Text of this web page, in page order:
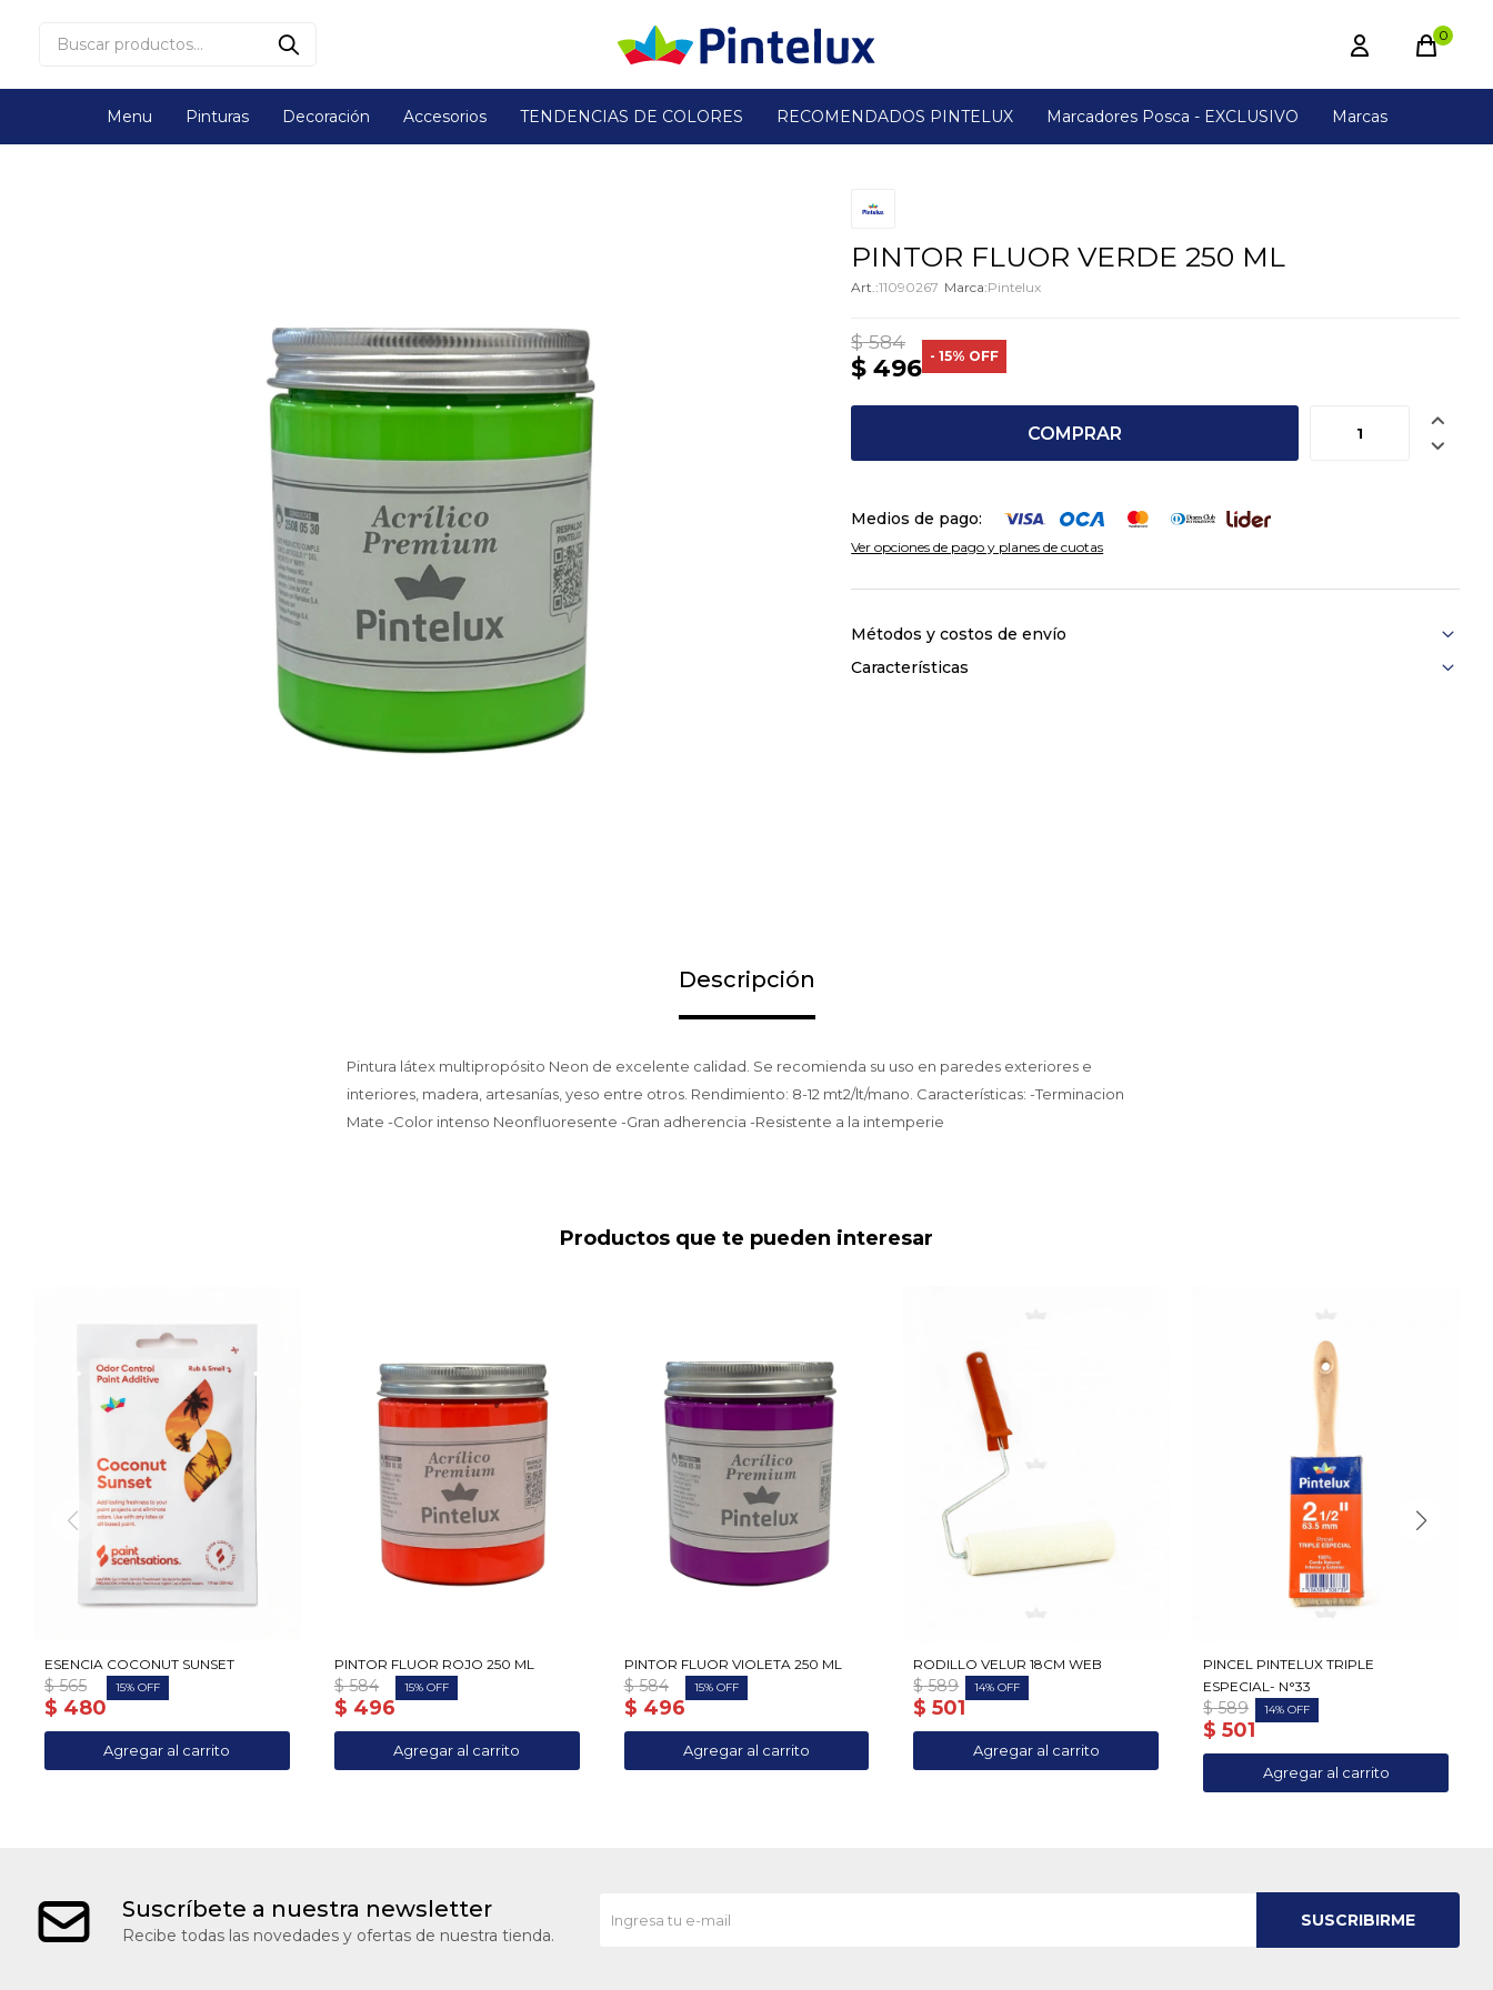
Menu Pinturas Decoración Accesorios TENDENCIAS DE COLORES RECOMENDADOS PINTELUX Marcadores Posca - EXCLUSIVO Marcas
0
PINTOR FLUOR VERDE 250 ML
11090267 Pintelux
$ 496
$ 584
15
COMPRAR


Medios de pago:
Ver opciones de pago y planes de cuotas
Métodos y costos de envío
Características
Descripción
Pintura látex multipropósito Neon de excelente calidad. Se recomienda su uso en paredes exteriores e
interiores, madera, artesanías, yeso entre otros. Rendimiento: 8-12 mt2/lt/mano. Características: -Terminacion
Mate -Color intenso Neonfluoresente -Gran adherencia -Resistente a la intemperie
Productos que te pueden interesar
ESENCIA COCONUT SUNSET
$ 480
$ 565 15
PINTOR FLUOR ROJO 250 ML
$ 496
$ 584 15
PINTOR FLUOR VIOLETA 250 ML
$ 496
$ 584 15
RODILLO VELUR 18CM WEB
$ 501
$ 589 14
PINCEL PINTELUX TRIPLE
ESPECIAL- N°33
$ 501
$ 589 14
Suscríbete a nuestra newsletter
Recibe todas las novedades y ofertas de nuestra tienda.
SUSCRIBIRME